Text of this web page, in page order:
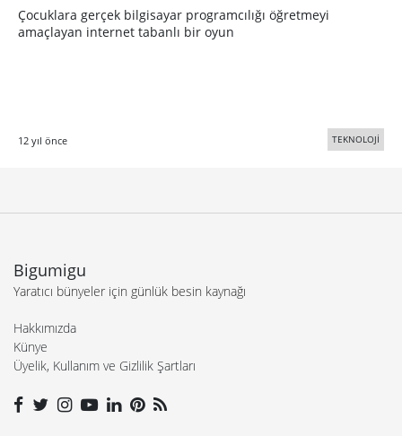
Çocuklara gerçek bilgisayar programcılığı öğretmeyi
amaçlayan internet tabanlı bir oyun
12 yıl önce TEKNOLOJİ
Bigumigu
Yaratıcı bünyeler için günlük besin kaynağı
Hakkımızda
Künye
Üyelik, Kullanım ve Gizlilik Şartları